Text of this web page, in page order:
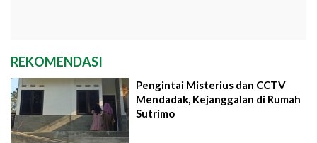
REKOMENDASI
Pengintai Misterius dan CCTV
Mendadak, Kejanggalan di Rumah
Sutrimo